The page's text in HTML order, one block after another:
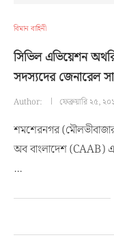
বিমান বাহিনী
সিভিল এভিয়েশন
সদস্যদের জেনারেল
Author: ফেব্রুয়ারি ২৫,
শমশেরনগর
অব বাংলাদেশ (CAAB)
…